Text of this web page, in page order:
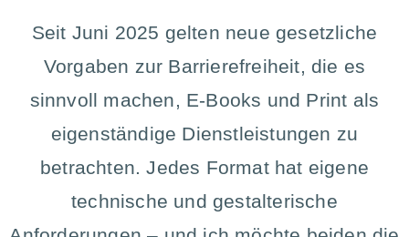
Seit Juni 2025 gelten neue gesetzliche
Vorgaben zur Barrierefreiheit, die es
sinnvoll machen, E-Books und Print als
eigenständige Dienstleistungen zu
betrachten. Jedes Format hat eigene
technische und gestalterische